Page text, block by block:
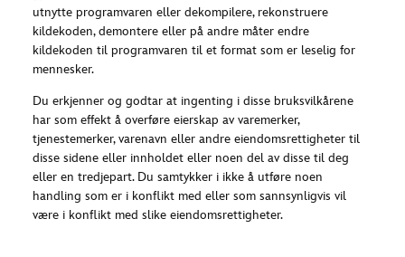
utnytte programvaren eller dekompilere, rekonstruere
kildekoden, demontere eller på andre måter endre
kildekoden til programvaren til et format som er leselig for
mennesker.
Du erkjenner og godtar at ingenting i disse bruksvilkårene
har som effekt å overføre eierskap av varemerker,
tjenestemerker, varenavn eller andre eiendomsrettigheter til
disse sidene eller innholdet eller noen del av disse til deg
eller en tredjepart. Du samtykker i ikke å utføre noen
handling som er i konflikt med eller som sannsynligvis vil
være i konflikt med slike eiendomsrettigheter.